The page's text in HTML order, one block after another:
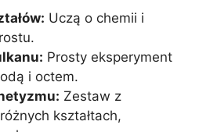
Uczą o chemii i
Prosty eksperyment
i octem.
Zestaw z
kształtach,